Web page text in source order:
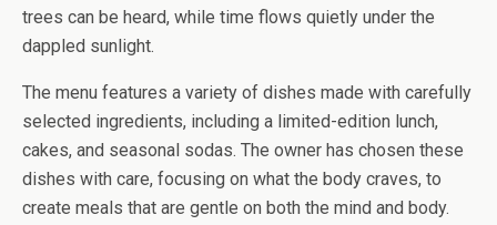
trees can be heard, while time flows quietly under the
dappled sunlight.
The menu features a variety of dishes made with carefully
selected ingredients, including a limited-edition lunch,
cakes, and seasonal sodas. The owner has chosen these
dishes with care, focusing on what the body craves, to
create meals that are gentle on both the mind and body.